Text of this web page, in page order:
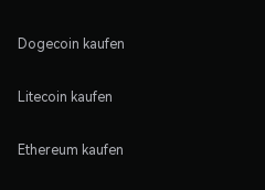
Dogecoin kaufen
Litecoin kaufen
Ethereum kaufen